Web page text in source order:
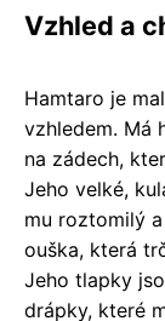
Vzhled a
Hamtaro je
vzhledem. Má
na zádech,
Jeho velké,
mu roztomilý
ouška, která
Jeho tlapky
drápky, které